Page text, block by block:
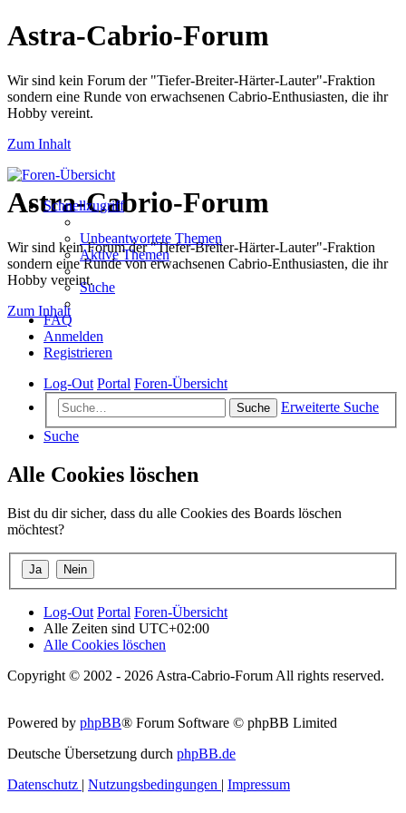
Astra-Cabrio-Forum
Wir sind kein Forum der "Tiefer-Breiter-Härter-Lauter"-Fraktion
sondern eine Runde von erwachsenen Cabrio-Enthusiasten, die ihr
Hobby vereint.
Zum Inhalt
Astra-Cabrio-Forum
Wir sind kein Forum der "Tiefer-Breiter-Härter-Lauter"-Fraktion
sondern eine Runde von erwachsenen Cabrio-Enthusiasten, die ihr
Hobby vereint.
Zum Inhalt
Schnellzugriff
Unbeantwortete Themen
Aktive Themen
Suche
FAQ
Anmelden
Registrieren
Log-Out Portal Foren-Übersicht
Suche
Erweiterte Suche
Suche
Alle Cookies löschen
Bist du dir sicher, dass du alle Cookies des Boards löschen
möchtest?
Log-Out Portal Foren-Übersicht
Alle Zeiten sind UTC+02:00
Alle Cookies löschen
Copyright © 2002 - 2026 Astra-Cabrio-Forum All rights reserved.
Powered by phpBB® Forum Software © phpBB Limited
Deutsche Übersetzung durch phpBB.de
Datenschutz | Nutzungsbedingungen | Impressum